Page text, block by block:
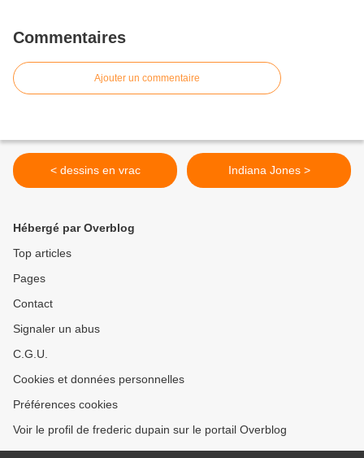
Commentaires
Ajouter un commentaire
< dessins en vrac Indiana Jones >
Hébergé par Overblog
Top articles
Pages
Contact
Signaler un abus
C.G.U.
Cookies et données personnelles
Préférences cookies
Voir le profil de frederic dupain sur le portail Overblog